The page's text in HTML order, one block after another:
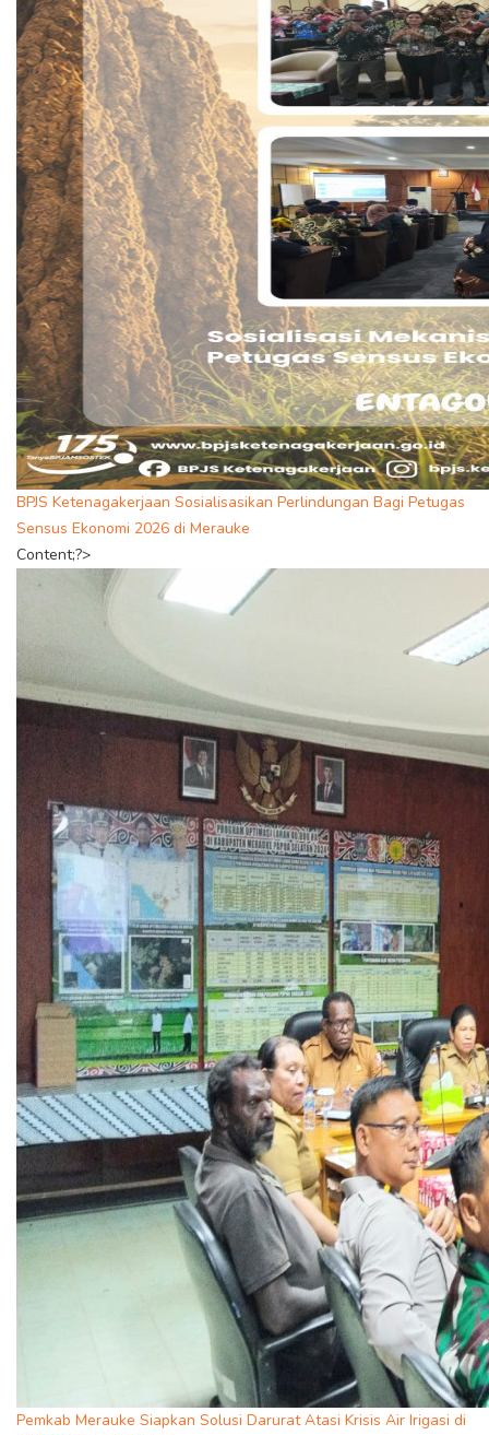
BPJS Ketenagakerjaan Sosialisasikan Perlindungan Bagi Petugas
Sensus Ekonomi 2026 di Merauke
Content;?>
Pemkab Merauke Siapkan Solusi Darurat Atasi Krisis Air Irigasi di